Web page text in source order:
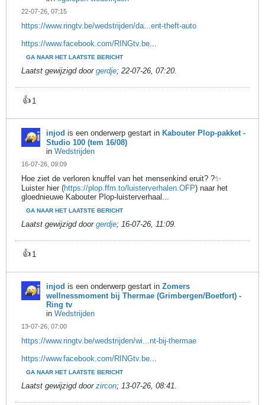
22-07-26, 07:15
https://www.ringtv.be/wedstrijden/da...ent-theft-auto
https://www.facebook.com/RINGtv.be...
GA NAAR HET LAATSTE BERICHT
Laatst gewijzigd door gerdje; 22-07-26, 07:20.
👍 1
injod is een onderwerp gestart in Kabouter Plop-pakket -
Studio 100 (tem 16/08)
in Wedstrijden
16-07-26, 09:09
Hoe ziet de verloren knuffel van het mensenkind eruit? ?✨
Luister hier (https://plop.ffm.to/luisterverhalen.OFP) naar het
gloednieuwe Kabouter Plop-luisterverhaal...
GA NAAR HET LAATSTE BERICHT
Laatst gewijzigd door gerdje; 16-07-26, 11:09.
👍 1
injod is een onderwerp gestart in Zomers
wellnessmoment bij Thermae (Grimbergen/Boetfort) -
Ring tv
in Wedstrijden
13-07-26, 07:00
https://www.ringtv.be/wedstrijden/wi...nt-bij-thermae
https://www.facebook.com/RINGtv.be...
GA NAAR HET LAATSTE BERICHT
Laatst gewijzigd door zircon; 13-07-26, 08:41.